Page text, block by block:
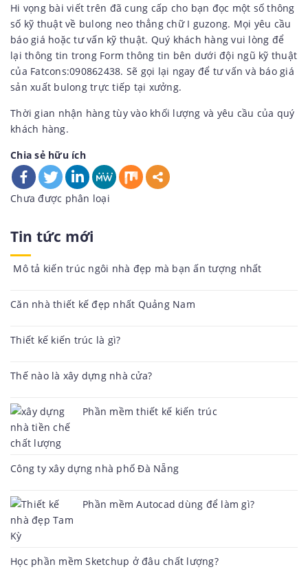
Hi vọng bài viết trên đã cung cấp cho bạn đọc một số thông
số kỹ thuật về bulong neo thẳngchữ I guzong. Mọi yêu cầu
báo giá hoặc tư vấn kỹ thuật. Quý khách hàng vui lòng để
lại thông tin trong Form thông tin bên dưới đội ngũ kỹ thuật
của Fatcons:090862438. Sẽ gọi lại ngay để tư vấn và báo giá
sản xuất bulong trực tiếp tại xưởng.
Thời gian nhận hàng tùy vào khối lượng và yêu cầu của quý
khách hàng.
Chia sẻ hữu ích
Danh
Chưa được phân loại
Tin tức mới
Mô tả kiến trúc ngôi nhà đẹp mà bạn ấn tượng nhất
Căn nhà thiết kế đẹp nhất Quảng Nam
Thiết kế kiến trúc là gì?
Thế nào là xây dựng nhà cửa?
Phần mềm thiết kế kiến trúc
Công ty xây dựng nhà phố Đà Nẵng
Phần mềm Autocad dùng để làm gì?
Học phần mềm Sketchup ở đâu chất lượng?